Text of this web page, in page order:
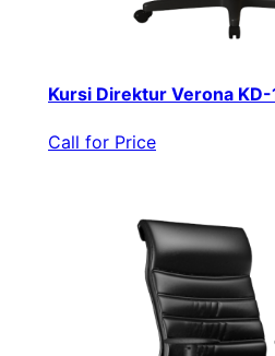
Kursi Direktur Verona
Call for Price